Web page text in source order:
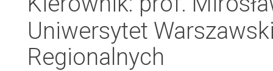
Uniwersytet
Regionalnych